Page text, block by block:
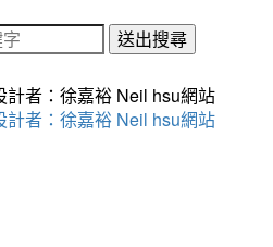
送出搜尋
者：徐嘉裕 Neil hsu網站
者：徐嘉裕 Neil hsu網站